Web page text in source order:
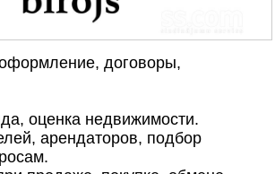
договоры,
оценка недвижимости.
арендаторов, подбор